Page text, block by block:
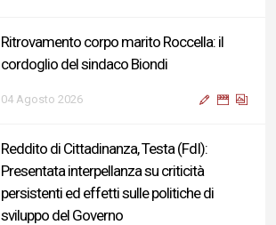
Ritrovamento corpo marito Roccella: il
cordoglio del sindaco Biondi
04 Agosto 2026
Reddito di Cittadinanza, Testa (FdI):
Presentata interpellanza su criticità
persistenti ed effetti sulle politiche di
sviluppo del Governo